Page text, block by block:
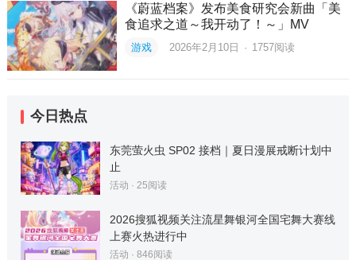
《蔚蓝档案》发布美食研究会新曲「美
食追求之道～我开动了！～」MV
游戏 2026年2月10日 · 1757阅读
今日热点
东莞萤火虫 SP02 接档｜夏日漫展戒断计划中
止
活动 · 25阅读
2026搜狐视频关注流星舞银河全国宅舞大赛线
上赛火热进行中
活动 · 846阅读